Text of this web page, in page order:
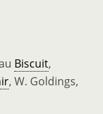
Biscuit,
, W. Goldings,